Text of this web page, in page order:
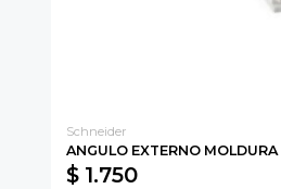
Schneider
ANGULO EXTERNO
$ 1.750